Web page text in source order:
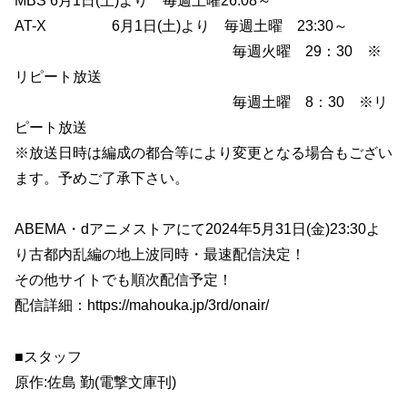
AT-X 6月1日(土)より 毎週土曜 23:30～
毎週火曜 29：30 ※
リピート放送
毎週土曜 8：30 ※リ
ピート放送
※放送日時は編成の都合等により変更となる場合もござい
ます。予めご了承下さい。
ABEMA・dアニメストアにて2024年5月31日(金)23:30よ
り古都内乱編の地上波同時・最速配信決定！
その他サイトでも順次配信予定！
配信詳細：https://mahouka.jp/3rd/onair/
■スタッフ
原作:佐島 勤(電撃文庫刊)